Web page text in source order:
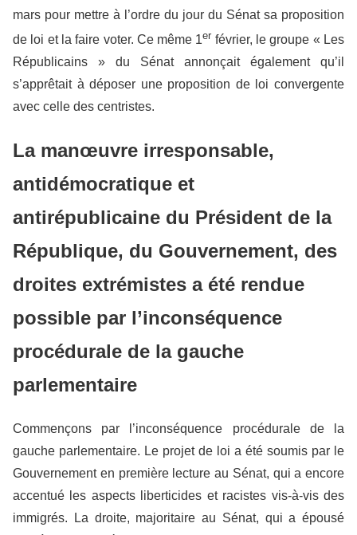
mars pour mettre à l’ordre du jour du Sénat sa proposition
de loi et la faire voter. Ce même 1er février, le groupe « Les
Républicains » du Sénat annonçait également qu’il
s’apprêtait à déposer une proposition de loi convergente
avec celle des centristes.
La manœuvre irresponsable,
antidémocratique et
antirépublicaine du Président de la
République, du Gouvernement, des
droites extrémistes a été rendue
possible par l’inconséquence
procédurale de la gauche
parlementaire
Commençons par l’inconséquence procédurale de la
gauche parlementaire. Le projet de loi a été soumis par le
Gouvernement en première lecture au Sénat, qui a encore
accentué les aspects liberticides et racistes vis-à-vis des
immigrés. La droite, majoritaire au Sénat, qui a épousé